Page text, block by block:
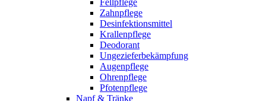
Fellpflege
Zahnpflege
Desinfektionsmittel
Krallenpflege
Deodorant
Ungezieferbekämpfung
Augenpflege
Ohrenpflege
Pfotenpflege
Napf & Tränke